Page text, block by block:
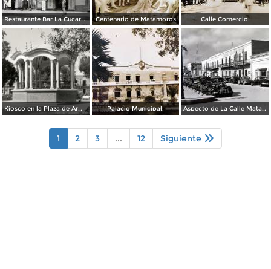
Restaurante Bar La Cucaracha ( Circulada el 20 de Febrero de 1948 ). Centenario de Matamoros Calle Comercio.
Kiosco en la Plaza de Armas Palacio Municipal. Aspecto de La Calle Matamoros ( Circulada el 6 de Enero de 1951 ).
1 2 3 ... 12 Siguiente